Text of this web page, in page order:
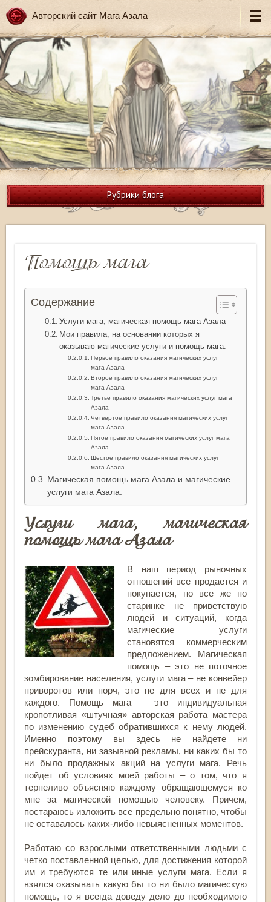
Авторский сайт Мага Азала
Рубрики блога
Помощь мага
Содержание
Услуги мага, магическая помощь мага Азала
Мои правила, на основании которых я
оказываю магические услуги и помощь мага.
Первое правило оказания магических услуг
мага Азала
Второе правило оказания магических услуг
мага Азала
Третье правило оказания магических услуг мага
Азала
Четвертое правило оказания магических услуг
мага Азала
Пятое правило оказания магических услуг мага
Азала
Шестое правило оказания магических услуг
мага Азала
Магическая помощь мага Азала и магические
услуги мага Азала.
Услуги мага, магическая
помощь мага Азала
В наш период рыночных
отношений все продается и
покупается, но все же по
старинке не приветствую
людей и ситуаций, когда
магические услуги
становятся коммерческим
предложением. Магическая
помощь – это не поточное
зомбирование населения, услуги мага – не конвейер
приворотов или порч, это не для всех и не для
каждого. Помощь мага – это индивидуальная
кропотливая «штучная» авторская работа мастера
по изменению судеб обратившихся к нему людей.
Именно поэтому вы здесь не найдете ни
прейскуранта, ни зазывной рекламы, ни каких бы то
ни было продажных акций на услуги мага. Речь
пойдет об условиях моей работы – о том, что я
терпеливо объясняю каждому обращающемуся ко
мне за магической помощью человеку. Причем,
постараюсь изложить все предельно понятно, чтобы
не оставалось каких-либо невыясненных моментов.
Работаю со взрослыми ответственными людьми с
четко поставленной целью, для достижения которой
им и требуются те или иные услуги мага. Если я
взялся оказывать какую бы то ни было магическую
помощь, то я всегда доведу дело до необходимого